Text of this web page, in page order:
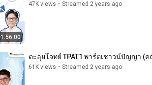
1:56:00
47K views • Streamed 2 years ago
ตะลุยโจทย์ TPAT1 พาร์ตเชาวน์ปัญญา (
61K views • Streamed 2 years ago